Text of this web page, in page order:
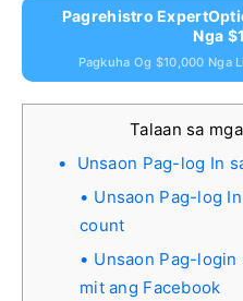
Pagrehistro
Nga
Pagkuha Og $10,000 Nga
Talaan sa
Unsaon Pag-log In
Unsaon Pag-log
count
Unsaon Pag-login
mit ang Facebook